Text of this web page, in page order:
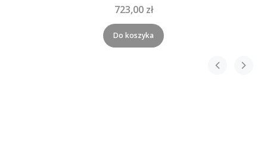
723,00 zł
Do koszyka